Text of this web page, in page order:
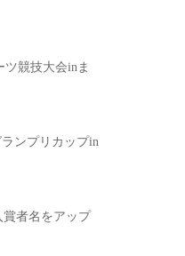
ツ競技大会inま
ンプリカップin
者名をアップ